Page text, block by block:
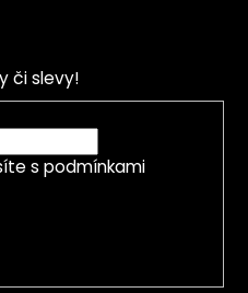
či slevy!
s podmínkami